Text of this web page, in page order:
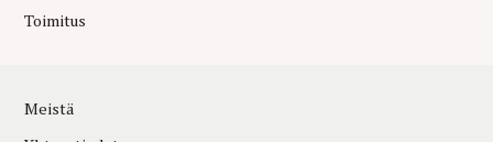
Toimitus
Meistä